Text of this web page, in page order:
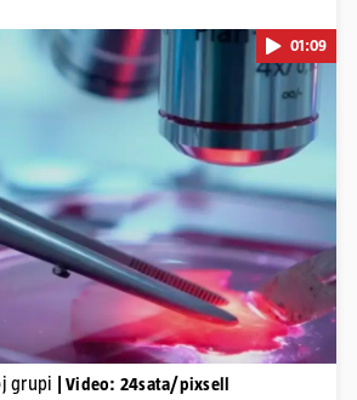
Pokretanje videa...
01:09
grupi | Video: 24sata/pixsell